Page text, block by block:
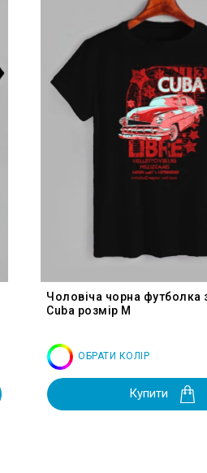
Чоловіча чорна футболка
Cuba розмір M
ОБРАТИ КОЛІР
Купити